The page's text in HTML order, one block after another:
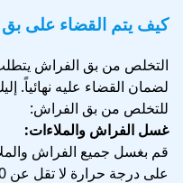
كيف يتم القضاء على بق
التخلص من بق الفراش
لضمان القضاء عليه نهائياً.
للتخلص من بق الفراش:
غسل الفراش والملاءات:
قم بغسل جميع الفراش